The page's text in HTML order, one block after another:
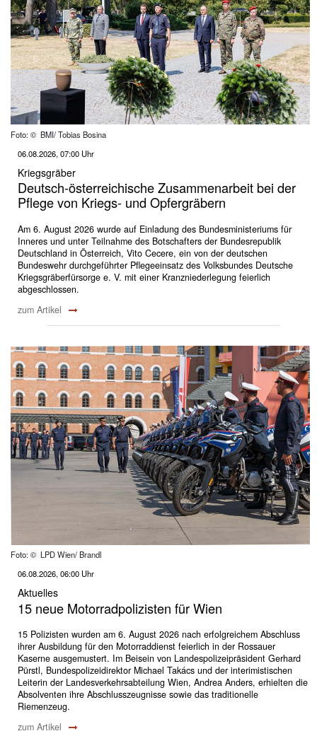
Foto: © BMI/ Tobias Bosina
06.08.2026, 07:00 Uhr
Kriegsgräber
Deutsch-österreichische Zusammenarbeit bei der
Pflege von Kriegs- und Opfergräbern
Am 6. August 2026 wurde auf Einladung des Bundesministeriums für
Inneres und unter Teilnahme des Botschafters der Bundesrepublik
Deutschland in Österreich, Vito Cecere, ein von der deutschen
Bundeswehr durchgeführter Pflegeeinsatz des Volksbundes Deutsche
Kriegsgräberfürsorge e. V. mit einer Kranzniederlegung feierlich
abgeschlossen.
zum Artikel
Foto: © LPD Wien/ Brandl
06.08.2026, 06:00 Uhr
Aktuelles
15 neue Motorradpolizisten für Wien
15 Polizisten wurden am 6. August 2026 nach erfolgreichem Abschluss
ihrer Ausbildung für den Motorraddienst feierlich in der Rossauer
Kaserne ausgemustert. Im Beisein von Landespolizeipräsident Gerhard
Pürstl, Bundespolizeidirektor Michael Takács und der interimistischen
Leiterin der Landesverkehrsabteilung Wien, Andrea Anders, erhielten die
Absolventen ihre Abschlusszeugnisse sowie das traditionelle
Riemenzeug.
zum Artikel